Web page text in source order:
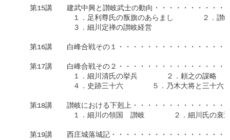
第15講　　建武中興と讃岐武士の動向・・・・・・・・・・
１．足利尊氏の叛旗のあらまし　　　　２．讃岐
３．細川定禅の讃岐経営
第16講　　白峰合戦その１・・・・・・・・・・・・・・・
第17講　　白峰合戦その２・・・・・・・・・・・・・・・
１．細川清氏の挙兵　　　　２．頼之の謀略　　
４．史跡三十六　　　　５．乃木大将と三十六
第18講　　讃岐における下剋上・・・・・・・・・・・・・
１．細川の領国　讃岐　　　　２．細川氏の衰退
第19講　　西庄城落城記・・・・・・・・・・・・・・・・